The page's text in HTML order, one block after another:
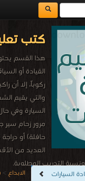
كتب
هذا القسم
القيادة أو
والتي يقيم
السيارة وفي
مرور زحام سير
حافلة) أو
العديد من
التدريب المطلوبة.
السيارات
الابداع >